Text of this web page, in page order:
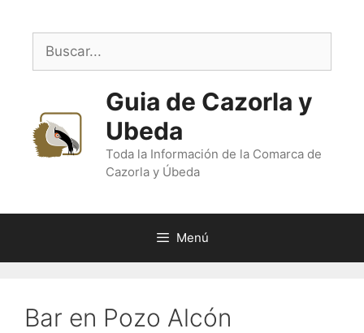
contenido
Buscar:
Guia de Cazorla y
Ubeda
Toda la Información de la Comarca de
Cazorla y Úbeda
Menú
Bar en Pozo Alcón